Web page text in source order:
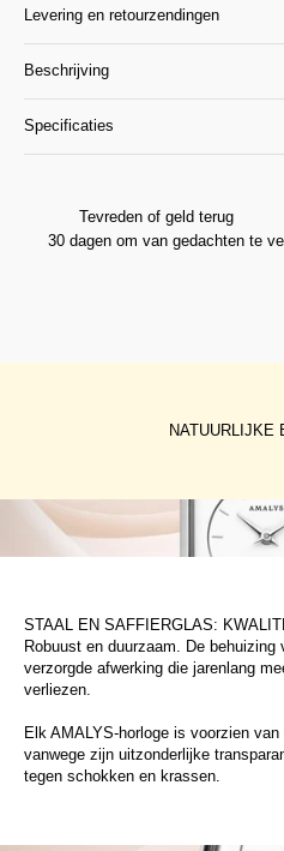
Levering en retourzendingen
Beschrijving
Specificaties
Tevreden of geld terug
30 dagen om van gedachten te
NATUURLIJKE
STAAL EN SAFFIERGLAS:
Robuust en duurzaam. De
verzorgde afwerking die jarenlang
verliezen.
Elk AMALYS-horloge is voorzien
vanwege zijn uitzonderlijke
tegen schokken en krassen.